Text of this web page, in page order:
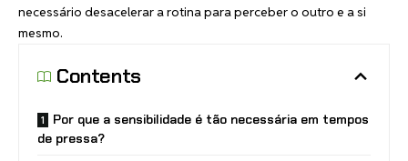
necessário desacelerar a rotina para perceber o outro e a si
mesmo.
Contents
Por que a sensibilidade é tão necessária em tempos
de pressa?